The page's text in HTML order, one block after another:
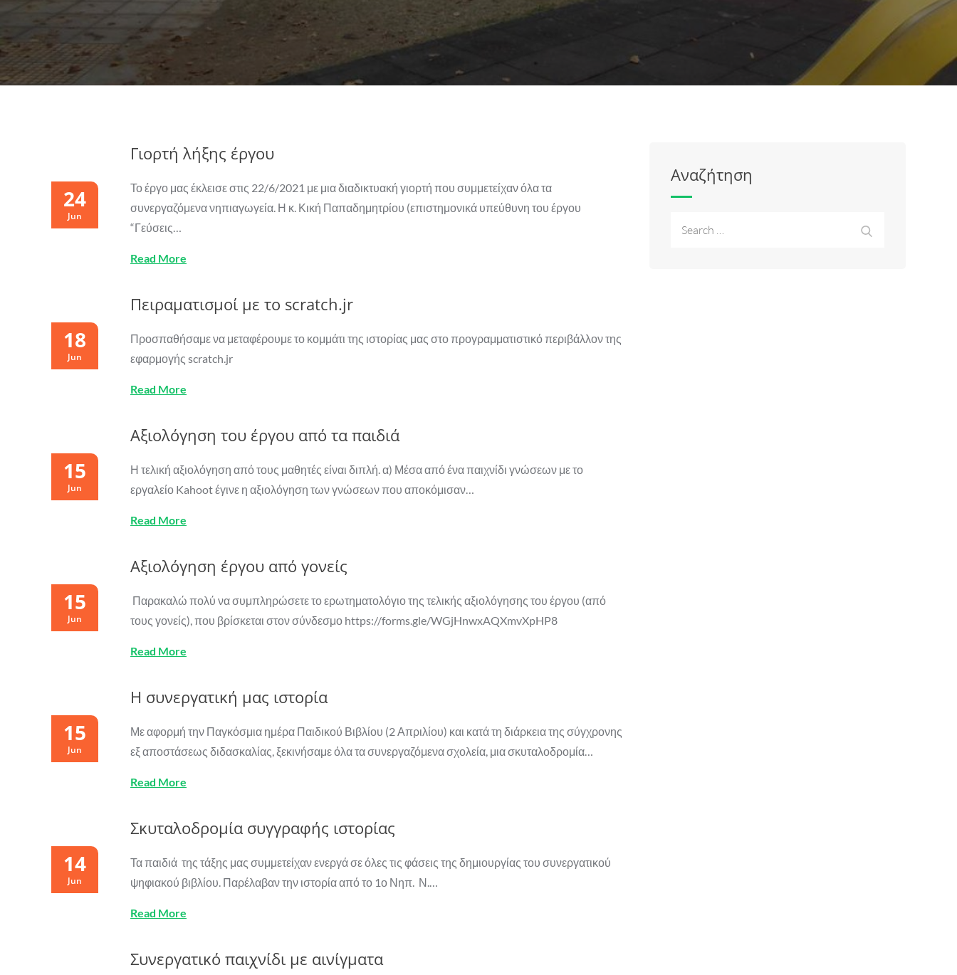
24
Jun
Γιορτή λήξης έργου
Το έργο μας έκλεισε στις 22/6/2021 με μια διαδικτυακή γιορτή που συμμετείχαν όλα τα
συνεργαζόμενα νηπιαγωγεία. Η κ. Κική Παπαδημητρίου (επιστημονικά υπεύθυνη του έργου
“Γεύσεις…
Read More
18
Jun
Πειραματισμοί με το scratch.jr
Προσπαθήσαμε να μεταφέρουμε το κομμάτι της ιστορίας μας στο προγραμματιστικό περιβάλλον της
εφαρμογής scratch.jr
Read More
15
Jun
Αξιολόγηση του έργου από τα παιδιά
Η τελική αξιολόγηση από τους μαθητές είναι διπλή. α) Μέσα από ένα παιχνίδι γνώσεων με το
εργαλείο Kahoot έγινε η αξιολόγηση των γνώσεων που αποκόμισαν…
Read More
15
Jun
Αξιολόγηση έργου από γονείς
Παρακαλώ πολύ να συμπληρώσετε το ερωτηματολόγιο της τελικής αξιολόγησης του έργου (από
τους γονείς), που βρίσκεται στον σύνδεσμο https://forms.gle/WGjHnwxAQXmvXpHP8
Read More
15
Jun
Η συνεργατική μας ιστορία
Με αφορμή την Παγκόσμια ημέρα Παιδικού Βιβλίου (2 Απριλίου) και κατά τη διάρκεια της σύγχρονης
εξ αποστάσεως διδασκαλίας, ξεκινήσαμε όλα τα συνεργαζόμενα σχολεία, μια σκυταλοδρομία…
Read More
14
Jun
Σκυταλοδρομία συγγραφής ιστορίας
Τα παιδιά της τάξης μας συμμετείχαν ενεργά σε όλες τις φάσεις της δημιουργίας του συνεργατικού
ψηφιακού βιβλίου. Παρέλαβαν την ιστορία από το 1ο Νηπ. Ν.…
Read More
Συνεργατικό παιχνίδι με αινίγματα
Αναζήτηση